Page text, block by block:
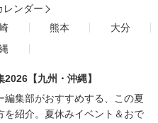
レンダー
熊本
大分
2026【九州・沖縄】
編集部がおすすめする、この夏
を紹介。夏休みイベント＆おで